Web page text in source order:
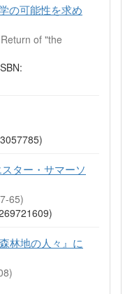
の可能性を求め
of "the
ター・サマーソ
65)
林地の人々』に